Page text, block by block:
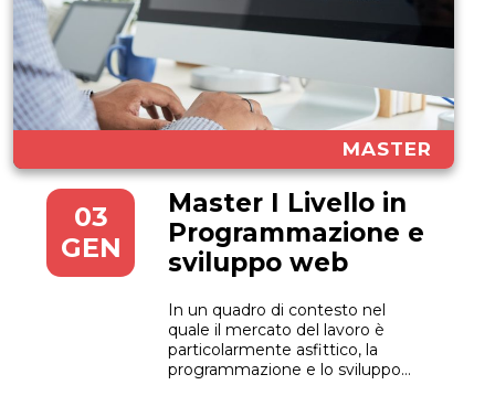
MASTER
03
GEN
Master I Livello in
Programmazione e
sviluppo web
In un quadro di contesto nel
quale il mercato del lavoro è
particolarmente asfittico, la
programmazione e lo sviluppo